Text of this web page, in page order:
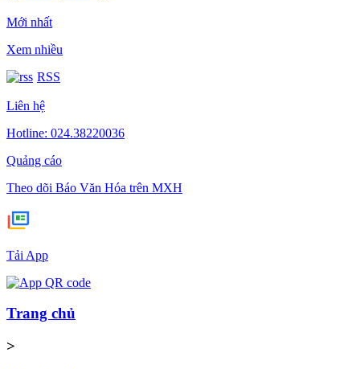
Mới nhất
Xem nhiều
RSS
Liên hệ
Hotline: 024.38220036
Quảng cáo
Theo dõi Báo Văn Hóa trên MXH
Tải App
Trang chủ
>